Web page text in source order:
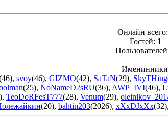
Онлайн всего:
Гостей: 1
, svoy(46), GIZMO(42), SaTaN(29), SkyTHing
(25), NoNameD2sRU(36), AWP_IVI(46),
, TeoDoRFesT777(28), Venum(29),
(20), bahtin203(2026), xXxDJxXx(32),